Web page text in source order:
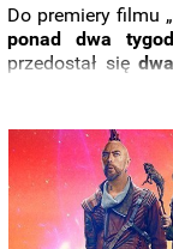
Do premiery filmu „
ponad dwa
przedostał się